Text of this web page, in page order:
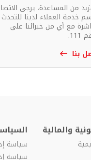
من المساعدة، يرجى
خدمة العملاء لدينا للتحدث
مع أي من خبرائنا على
بنا
والمالية
سياسة
سياسة